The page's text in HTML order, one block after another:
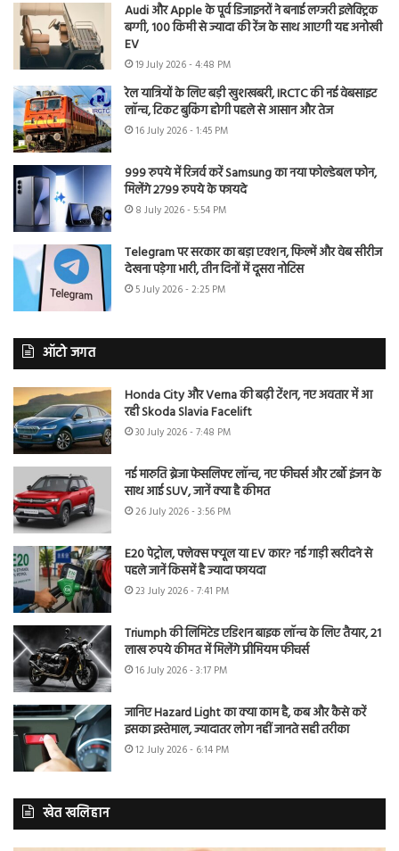
Audi और Apple के पूर्व डिजाइनरों ने बनाई लग्जरी इलेक्ट्रिक
बग्गी, 100 किमी से ज्यादा की रेंज के साथ आएगी यह अनोखी
EV
19 July 2026 - 4:48 PM
रेल यात्रियों के लिए बड़ी खुशखबरी, IRCTC की नई वेबसाइट
लॉन्च, टिकट बुकिंग होगी पहले से आसान और तेज
16 July 2026 - 1:45 PM
999 रुपये में रिजर्व करें Samsung का नया फोल्डेबल फोन,
मिलेंगे 2799 रुपये के फायदे
8 July 2026 - 5:54 PM
Telegram पर सरकार का बड़ा एक्शन, फिल्में और वेब सीरीज
देखना पड़ेगा भारी, तीन दिनों में दूसरा नोटिस
5 July 2026 - 2:25 PM
ऑटो जगत
Honda City और Verna की बढ़ी टेंशन, नए अवतार में आ
रही Skoda Slavia Facelift
30 July 2026 - 7:48 PM
नई मारुति ब्रेजा फेसलिफ्ट लॉन्च, नए फीचर्स और टर्बो इंजन के
साथ आई SUV, जानें क्या है कीमत
26 July 2026 - 3:56 PM
E20 पेट्रोल, फ्लेक्स फ्यूल या EV कार? नई गाड़ी खरीदने से
पहले जानें किसमें है ज्यादा फायदा
23 July 2026 - 7:41 PM
Triumph की लिमिटेड एडिशन बाइक लॉन्च के लिए तैयार, 21
लाख रुपये कीमत में मिलेंगे प्रीमियम फीचर्स
16 July 2026 - 3:17 PM
जानिए Hazard Light का क्या काम है, कब और कैसे करें
इसका इस्तेमाल, ज्यादातर लोग नहीं जानते सही तरीका
12 July 2026 - 6:14 PM
खेत खलिहान